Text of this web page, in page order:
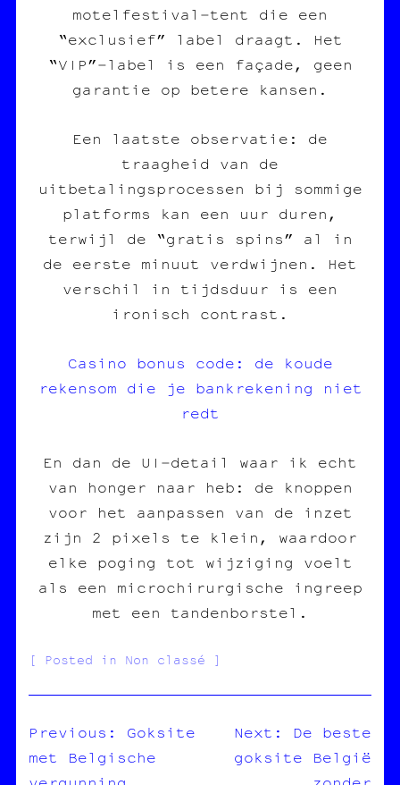
motelfestival‑tent die een
“exclusief” label draagt. Het
“VIP”‑label is een façade, geen
garantie op betere kansen.
Een laatste observatie: de
traagheid van de
uitbetalingsprocessen bij sommige
platforms kan een uur duren,
terwijl de “gratis spins” al in
de eerste minuut verdwijnen. Het
verschil in tijdsduur is een
ironisch contrast.
Casino bonus code: de koude
rekensom die je bankrekening niet
redt
En dan de UI‑detail waar ik echt
van honger naar heb: de knoppen
voor het aanpassen van de inzet
zijn 2 pixels te klein, waardoor
elke poging tot wijziging voelt
als een microchirurgische ingreep
met een tandenborstel.
Posted in Non classé
NAVIGATION
Previous:
Goksite
met Belgische
Next:
De beste
goksite België